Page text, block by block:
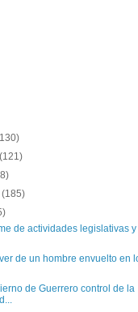
(121)
(185)
de actividades legislativas y
de un hombre envuelto en
de Guerrero control de la